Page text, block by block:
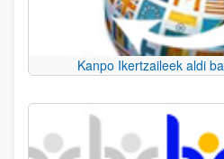
Kanpo Ikertzaileek aldi